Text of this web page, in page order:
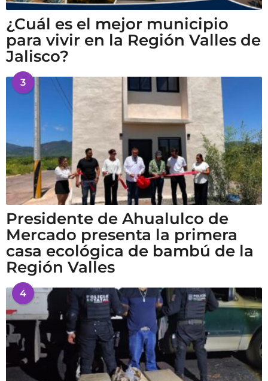
¿Cuál es el mejor municipio
para vivir en la Región Valles de
Jalisco?
3
Presidente de Ahualulco de
Mercado presenta la primera
casa ecológica de bambú de la
Región Valles
4